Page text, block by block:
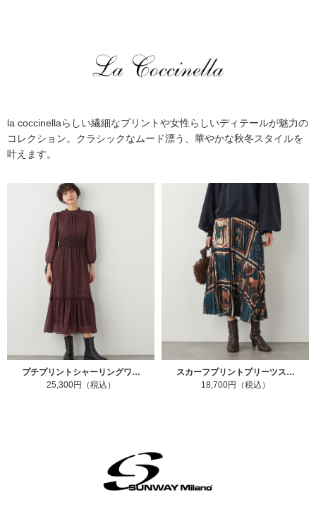
la coccinellaらしい繊細なプリントや女性らしいディテールが魅力の
コレクション。クラシックなムード漂う、華やかな秋冬スタイルを
叶えます。
プチプリントシャーリングワ…
25,300円（税込）
スカーフプリントプリーツス…
18,700円（税込）